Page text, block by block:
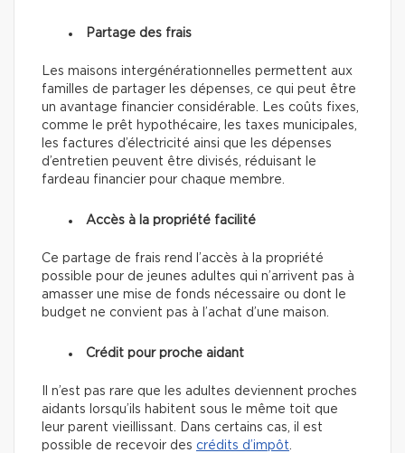
Partage des frais
Les maisons intergénérationnelles permettent aux
familles de partager les dépenses, ce qui peut être
un avantage financier considérable. Les coûts fixes,
comme le prêt hypothécaire, les taxes municipales,
les factures d’électricité ainsi que les dépenses
d’entretien peuvent être divisés, réduisant le
fardeau financier pour chaque membre.
Accès à la propriété facilité
Ce partage de frais rend
l’accès à la propriété
possible pour de jeunes adultes qui n’arrivent pas à
amasser une mise de fonds nécessaire ou dont le
budget ne convient pas à l’achat d’une maison.
Crédit pour proche aidant
Il n’est pas rare que les adultes deviennent proches
aidants lorsqu’ils habitent sous le même toit que
leur parent vieillissant. Dans certains cas, il est
possible de recevoir des crédits d’impôt